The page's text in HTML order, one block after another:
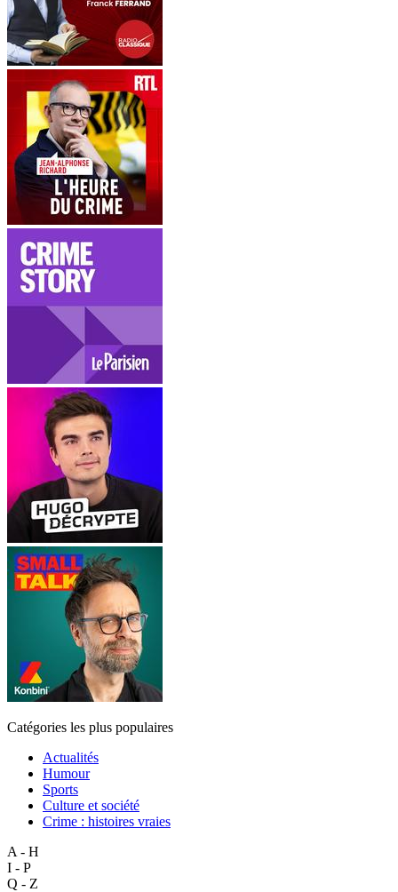
Catégories les plus populaires
Actualités
Humour
Sports
Culture et société
Crime : histoires vraies
A - H
I - P
Q - Z